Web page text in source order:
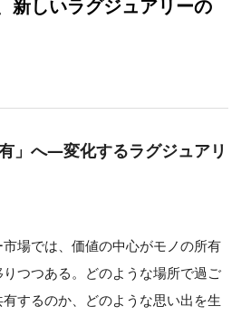
新しいラグジュアリーの
」へ―変化するラグジュアリ
場では、価値の中心がモノの所有
つつある。どのような場所で過ご
するのか、どのような思い出を生